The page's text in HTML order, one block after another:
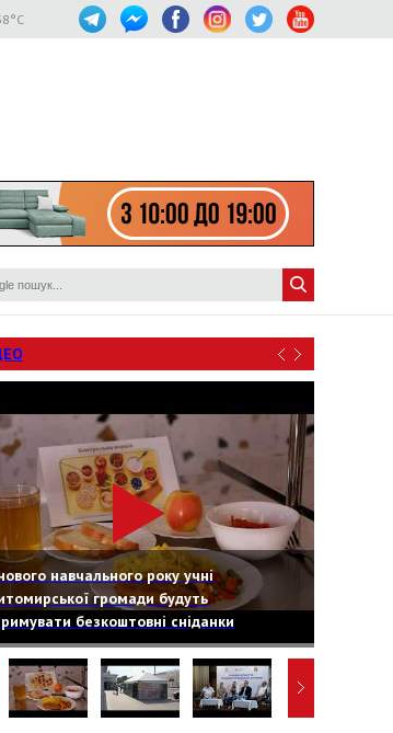
°C
навчального року учні
громади будуть
безкоштовні сніданки